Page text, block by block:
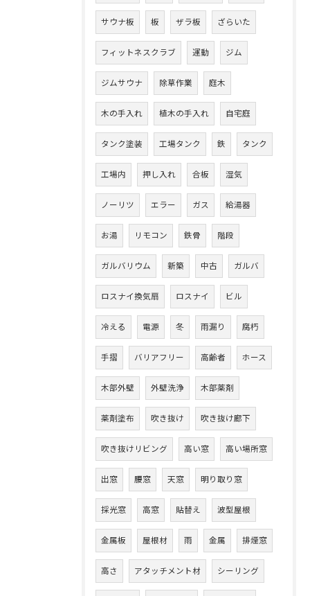
サウナ板 板 ザラ板 ざらいた
フィットネスクラブ 運動 ジム
ジムサウナ 除草作業 庭木
木の手入れ 植木の手入れ 自宅庭
タンク塗装 工場タンク 鉄 タンク
工場内 押し入れ 合板 湿気
ノーリツ エラー ガス 給湯器
お湯 リモコン 鉄骨 階段
ガルバリウム 新築 中古 ガルバ
ロスナイ換気扇 ロスナイ ビル
冷える 電源 冬 雨漏り 腐朽
手摺 バリアフリー 高齢者 ホース
木部外壁 外壁洗浄 木部薬剤
薬剤塗布 吹き抜け 吹き抜け廊下
吹き抜けリビング 高い窓 高い場所窓
出窓 腰窓 天窓 明り取り窓
採光窓 高窓 貼替え 波型屋根
金属板 屋根材 雨 金属 排煙窓
高さ アタッチメント材 シーリング